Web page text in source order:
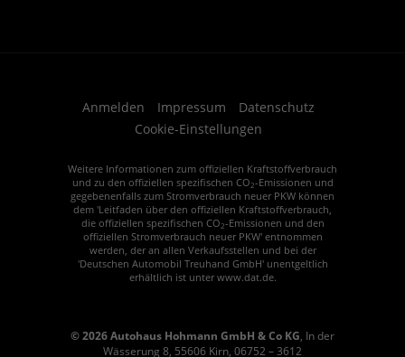
Anmelden Impressum
Datenschutz
Cookie-Einstellungen
Weitere Informationen zum offiziellen Kraftstoffverbrauch
und zu den offiziellen spezifischen CO 2-Emissionen und
gegebenenfalls zum Stromverbrauch neuer PKW können
dem 'Leitfaden über den offiziellen Kraftstoffverbrauch,
die offiziellen spezifischen CO 2-Emissionen und den
offiziellen Stromverbrauch neuer PKW' entnommen
werden, der an allen Verkaufsstellen und bei der
'Deutschen Automobil Treuhand GmbH' unentgeltlich
erhältlich ist unter www.dat.de.
© 2026Autohaus Hohmann GmbH & Co KG, In der
Wässerung 8, 55606 Kirn, 06752 – 3612